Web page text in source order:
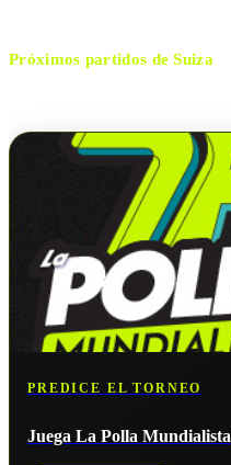
Próximos partidos deSuiza
PREDICE EL TORNEO
Juega La Polla Mundialista